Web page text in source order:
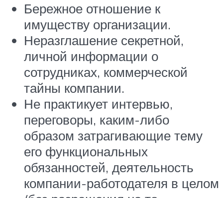
Бережное отношение к
имуществу организации.
Неразглашение секретной,
личной информации о
сотрудниках, коммерческой
тайны компании.
Не практикует интервью,
переговоры, каким-либо
образом затрагивающие тему
его функциональных
обязанностей, деятельность
компании-работодателя в целом